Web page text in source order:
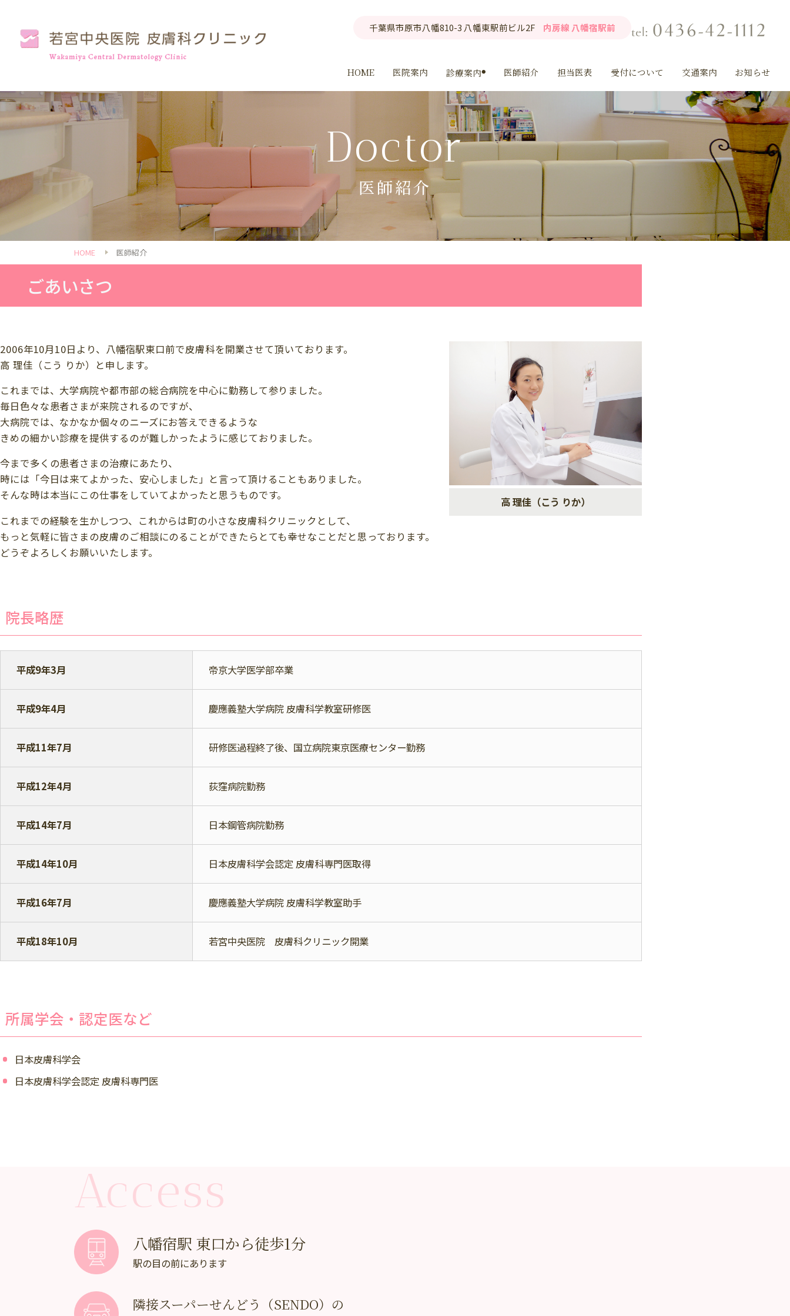
千葉県市原市八幡810-3 八幡東駅前ビル2F 内房線 八幡宿駅前
HOME 医院案内 診療案内 医師紹介 担当医表 受付について 交通案内 お知らせ
医師紹介
Doctor
HOME 医師紹介
ごあいさつ
高 理佳（こう りか）
2006年10月10日より、八幡宿駅東口前で皮膚科を開業させて頂いております。
高 理佳（こう りか）と申します。
これまでは、大学病院や都市部の総合病院を中心に勤務して参りました。
毎日色々な患者さまが来院されるのですが、
大病院では、なかなか個々のニーズにお答えできるような
きめの細かい診療を提供するのが難しかったように感じておりました。
今まで多くの患者さまの治療にあたり、
時には「今日は来てよかった、安心しました」と言って頂けることもありました。
そんな時は本当にこの仕事をしていてよかったと思うものです。
これまでの経験を生かしつつ、これからは町の小さな皮膚科クリニックとして、
もっと気軽に皆さまの皮膚のご相談にのることができたらとても幸せなことだと思っております。
どうぞよろしくお願いいたします。
院長略歴
平成9年3月 帝京大学医学部卒業
平成9年4月 慶應義塾大学病院 皮膚科学教室研修医
平成11年7月 研修医過程終了後、国立病院東京医療センター勤務
平成12年4月 荻窪病院勤務
平成14年7月 日本鋼管病院勤務
平成14年10月 日本皮膚科学会認定 皮膚科専門医取得
平成16年7月 慶應義塾大学病院 皮膚科学教室助手
平成18年10月 若宮中央医院 皮膚科クリニック開業
所属学会・認定医など
日本皮膚科学会
日本皮膚科学会認定 皮膚科専門医
Access
八幡宿駅 東口から徒歩1分
駅の目の前にあります
隣接スーパーせんどう（SENDO）の